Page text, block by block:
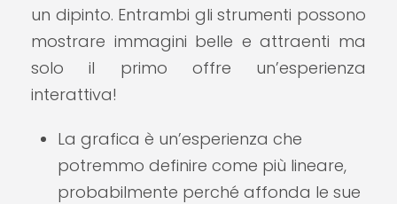
un dipinto. Entrambi gli strumenti possono
mostrare immagini belle e attraenti ma
solo il primo offre un’esperienza
interattiva!
La grafica è un’esperienza che
potremmo definire come più lineare,
probabilmente perché affonda le sue